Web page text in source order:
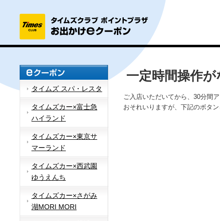
タイムズ スパ・レスタ
タイムズカー×富士急
ハイランド
タイムズカー×東京サ
マーランド
タイムズカー×西武園
ゆうえんち
タイムズカー×さがみ
湖MORI MORI
一定時間操作
ご入店いただいてから、30分間
おそれいりますが、下記のボタ